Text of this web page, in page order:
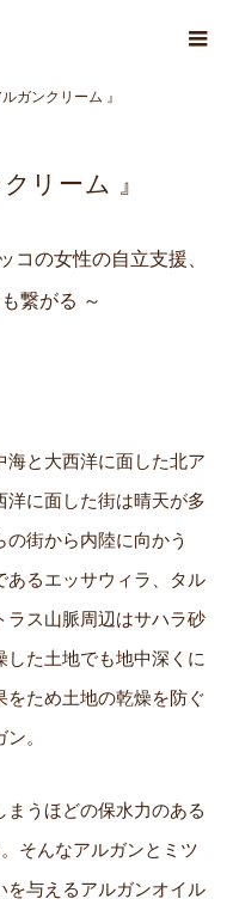
ルガンクリーム 』
リーム 』
コの女性の自立支援、
繋がる ～
海と大西洋に面した北ア
洋に面した街は晴天が多
の街から内陸に向かう
あるエッサウィラ、タル
ラス山脈周辺はサハラ砂
た土地でも地中深くに
をため土地の乾燥を防ぐ
。
うほどの保水力のある
そんなアルガンとミツ
を与えるアルガンオイル